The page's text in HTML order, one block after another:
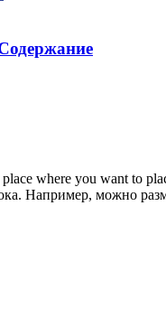
where you want to
Например, можно